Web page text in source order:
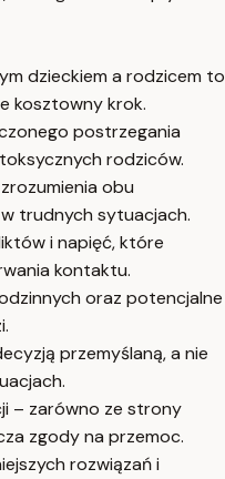
dzieckiem a rodzicem to
kosztowny krok.
postrzegania
rodziców.
obu
trudnych sytuacjach.
i napięć, które
kontaktu.
oraz potencjalne
przemyślaną, a nie
– zarówno ze strony
zgody na przemoc.
rozwiązań i